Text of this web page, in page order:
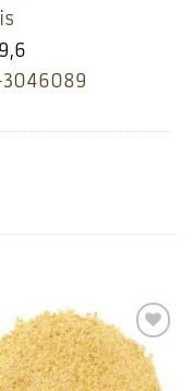
9,6
Toevoegen
aan
favorieten